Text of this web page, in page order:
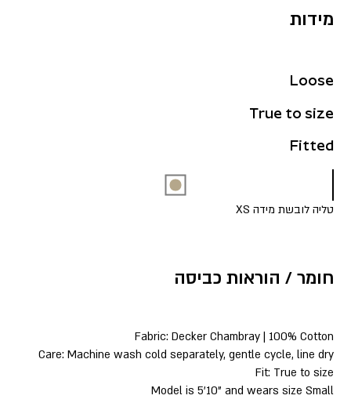
מידות
Loose
True to size
Fitted
טליה לובשת מידה XS
חומר / הוראות כביסה
Fabric: Decker Chambray | 100% Cotton
Care: Machine wash cold separately, gentle cycle, line dry
Fit: True to size
Model is 5’10” and wears size Small